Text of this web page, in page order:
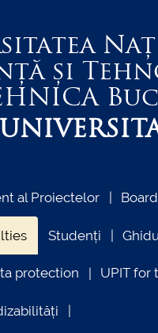
și
al Proiectelor
Studenți
protection UPIT for